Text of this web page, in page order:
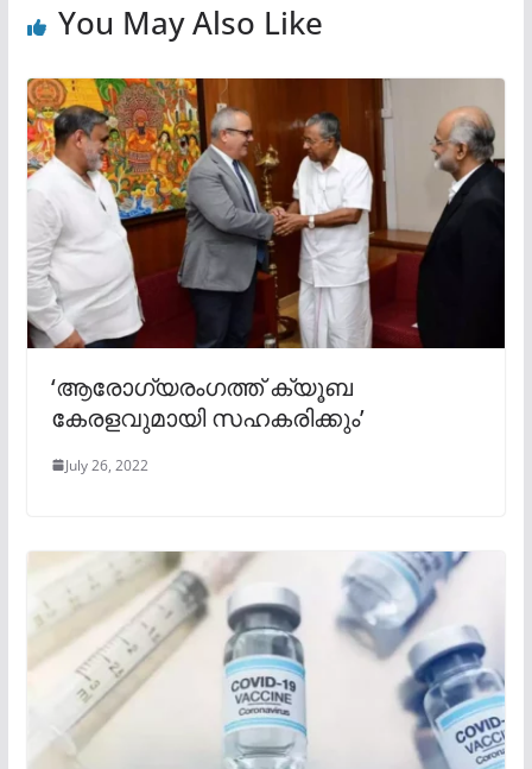
You May Also Like
‘ആരോഗ്യരംഗത്ത് ക്യൂബ
കേരളവുമായി സഹകരിക്കും’
July 26, 2022